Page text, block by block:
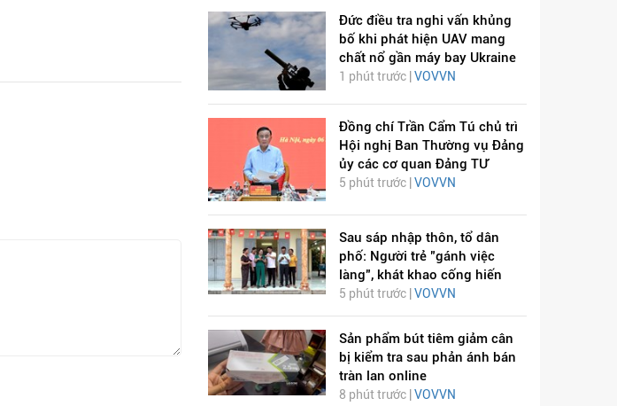
Đức điều tra nghi vấn khủng
bố khi phát hiện UAV mang
chất nổ gần máy bay Ukraine
1 phút trước | VOVVN
Đồng chí Trần Cẩm Tú chủ trì
Hội nghị Ban Thường vụ Đảng
ủy các cơ quan Đảng TƯ
5 phút trước | VOVVN
Sau sáp nhập thôn, tổ dân
phố: Người trẻ "gánh việc
làng", khát khao cống hiến
5 phút trước |VOVVN
Sản phẩm bút tiêm giảm cân
bị kiểm tra sau phản ánh bán
tràn lan online
8 phút trước |VOVVN